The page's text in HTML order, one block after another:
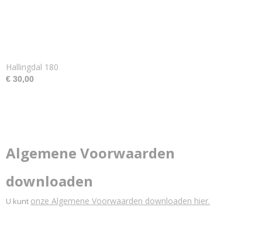
Hallingdal 180
€ 30,00
Algemene Voorwaarden
downloaden
U kunt onze Algemene Voorwaarden downloaden hier.